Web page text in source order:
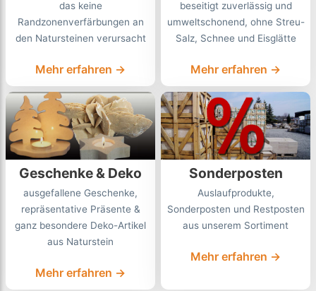
das keine
Randzonenverfärbungen an
den Natursteinen verursacht
Mehr erfahren →
beseitigt zuverlässig und
umweltschonend, ohne Streu-
Salz, Schnee und Eisglätte
Mehr erfahren →
Geschenke & Deko
ausgefallene Geschenke,
repräsentative Präsente &
ganz besondere Deko-Artikel
aus Naturstein
Mehr erfahren →
Sonderposten
Auslaufprodukte,
Sonderposten und Restposten
aus unserem Sortiment
Mehr erfahren →